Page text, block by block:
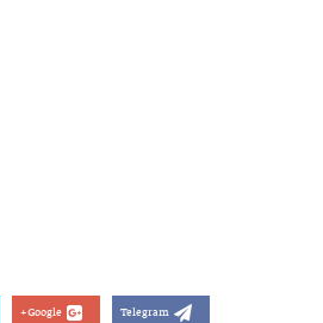
Google+ Telegram